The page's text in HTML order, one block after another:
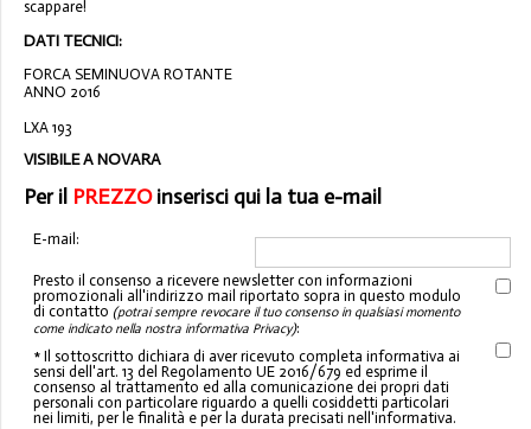
scappare!
DATI TECNICI:
FORCA SEMINUOVA ROTANTE
ANNO 2016
LXA 193
VISIBILE A NOVARA
Per il PREZZOinserisci qui la tua e-mail
E-mail:
Presto il consenso a ricevere newsletter con informazioni
promozionali all'indirizzo mail riportato sopra in questo modulo
di contatto (potrai sempre revocare il tuo consenso in qualsiasi momento
come indicato nella nostra informativa Privacy):
* Il sottoscritto dichiara di aver ricevuto completa informativa ai
sensi dell'art. 13 del Regolamento UE 2016/679 ed esprime il
consenso al trattamento ed alla comunicazione dei propri dati
personali con particolare riguardo a quelli cosiddetti particolari
nei limiti, per le finalità e per la durata precisati nell'informativa.